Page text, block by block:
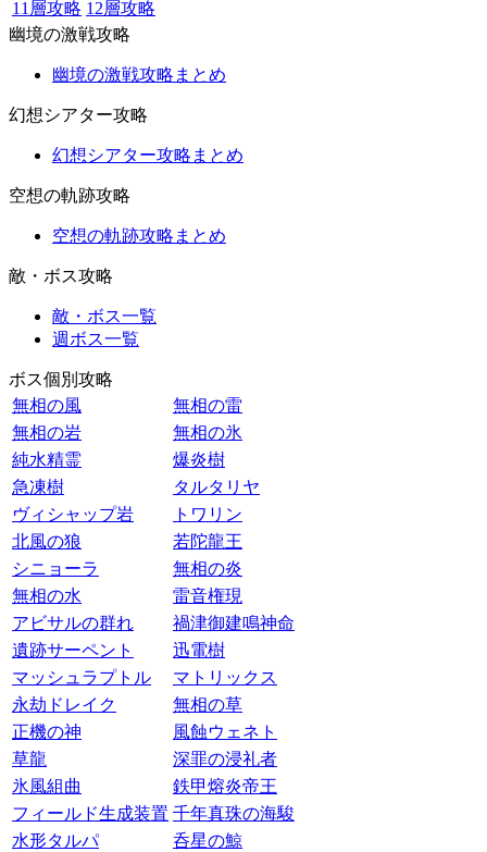
11層攻略 12層攻略
幽境の激戦攻略
幽境の激戦攻略まとめ
幻想シアター攻略
幻想シアター攻略まとめ
空想の軌跡攻略
空想の軌跡攻略まとめ
敵・ボス攻略
敵・ボス一覧
週ボス一覧
ボス個別攻略
無相の風
無相の雷
無相の岩
無相の氷
純水精霊
爆炎樹
急凍樹
タルタリヤ
ヴィシャップ岩
トワリン
北風の狼
若陀龍王
シニョーラ
無相の炎
無相の水
雷音権現
アビサルの群れ
禍津御建鳴神命
遺跡サーペント
迅電樹
マッシュラプトル
マトリックス
永劫ドレイク
無相の草
正機の神
風蝕ウェネト
草龍
深罪の浸礼者
氷風組曲
鉄甲熔炎帝王
フィールド生成装置 千年真珠の海駿
水形タルパ
呑星の鯨